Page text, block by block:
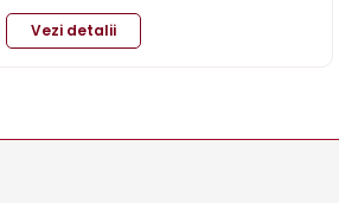
Vezi detalii